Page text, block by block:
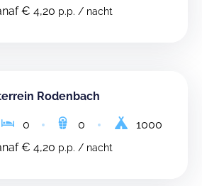
€ 4,20 p.p. / nacht
Rodenbach
0 0
1000
€ 4,20 p.p. / nacht